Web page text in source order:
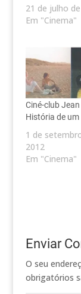
21 de julho
Em "Cinema"
Ciné-club
História de
1 de
2012
Em "Cinema"
Enviar
O seu
obrigatórios